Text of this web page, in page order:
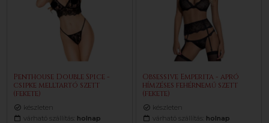
Penthouse Double Spice -
csipke melltartó szett
(fekete)
készleten
várható szállítás: holnap
Obsessive Emperita - apró
hímzéses fehérnemű szett
(fekete)
készleten
várható szállítás: holnap